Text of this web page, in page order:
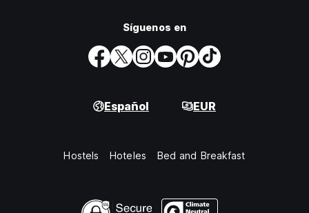
Síguenos en
Español EUR
Hostels Hoteles Bed and Breakfast